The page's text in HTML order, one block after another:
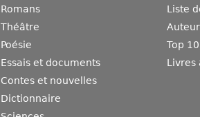
Romans
Théâtre
Poésie
Essais et documents
Contes et nouvelles
Dictionnaire
Liste
Top
Livres